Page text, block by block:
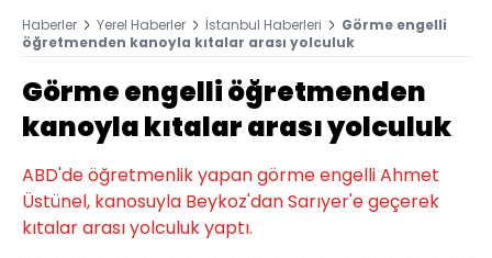
Haberler Yerel Haberler İstanbul Haberleri
Görme engelli
öğretmenden kanoyla kıtalar arası yolculuk
Görme engelli öğretmenden
kanoyla kıtalar arası yolculuk
ABD'de öğretmenlik yapan görme engelli Ahmet
Üstünel, kanosuyla Beykoz'dan Sarıyer'e geçerek
kıtalar arası yolculuk yaptı.